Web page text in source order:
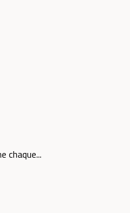
chaque...